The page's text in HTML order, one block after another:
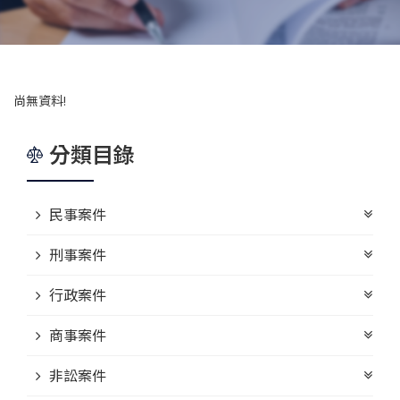
尚無資料!
分類目錄
民事案件
刑事案件
行政案件
商事案件
非訟案件